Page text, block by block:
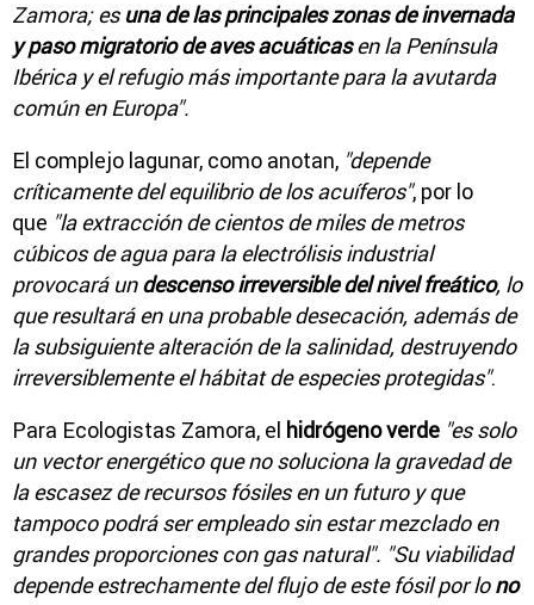
Zamora; esuna de las principales zonas de invernada
y paso migratorio de aves acuáticasen la Península
Ibérica y el refugio más importante para la avutarda
común en Europa".
El complejo lagunar, como anotan, "depende
críticamente del equilibrio de los acuíferos", por lo
que "la extracción de cientos de miles de metros
cúbicos de agua para la electrólisis industrial
provocará undescenso irreversible del nivel freático, lo
que resultará en una probable desecación, además de
la subsiguiente alteración de la salinidad, destruyendo
irreversiblemente el hábitat de especies protegidas".
Para Ecologistas Zamora, el hidrógeno verde "es solo
un vector energético que no soluciona la gravedad de
la escasez de recursos fósiles en un futuro y que
tampoco podrá ser empleado sin estar mezclado en
grandes proporciones con gas natural". "Su viabilidad
depende estrechamente del flujo de este fósil por lono